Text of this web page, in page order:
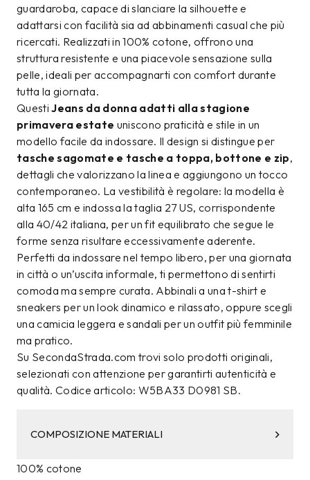
guardaroba, capace di slanciare la silhouette e
adattarsi con facilità sia ad abbinamenti casual che più
ricercati. Realizzati in 100% cotone, offrono una
struttura resistente e una piacevole sensazione sulla
pelle, ideali per accompagnarti con comfort durante
tutta la giornata.
QuestiJeans da donna adatti alla stagione
primavera estate uniscono praticità e stile in un
modello facile da indossare. Il design si distingue per
tasche sagomate e tasche a toppa, bottone e zip,
dettagli che valorizzano la linea e aggiungono un tocco
contemporaneo. La vestibilità è regolare: la modella è
alta 165 cm e indossa la taglia 27 US, corrispondente
alla 40/42 italiana, per un fit equilibrato che segue le
forme senza risultare eccessivamente aderente.
Perfetti da indossare nel tempo libero, per una giornata
in città o un’uscita informale, ti permettono di sentirti
comoda ma sempre curata. Abbinali a una t-shirt e
sneakers per un look dinamico e rilassato, oppure scegli
una camicia leggera e sandali per un outfit più femminile
ma pratico.
Su SecondaStrada.com trovi solo prodotti originali,
selezionati con attenzione per garantirti autenticità e
qualità. Codice articolo: W5BA33 D0981 SB.
COMPOSIZIONE MATERIALI
100% cotone